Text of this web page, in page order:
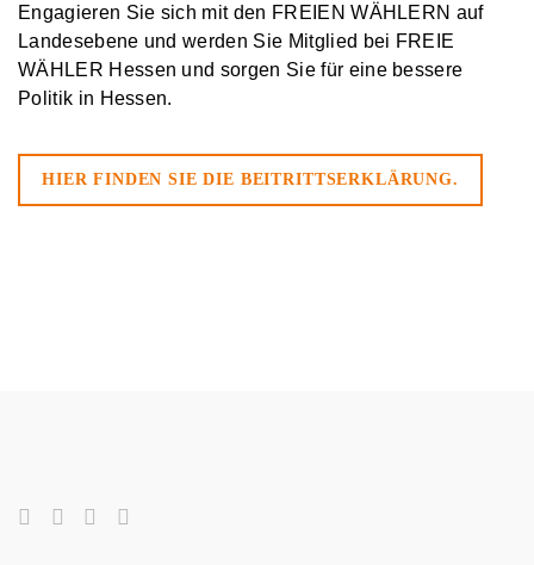
Engagieren Sie sich mit den FREIEN WÄHLERN auf
Landesebene und werden Sie Mitglied bei FREIE
WÄHLER Hessen und sorgen Sie für eine bessere
Politik in Hessen.
HIER FINDEN SIE DIE BEITRITTSERKLÄRUNG.